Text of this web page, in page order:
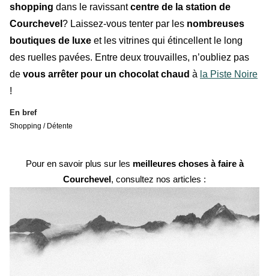
shopping dans le ravissantcentre de la station de
Courchevel ? Laissez-vous tenter par les nombreuses
boutiques de luxe et les vitrines qui étincellent le long
des ruelles pavées. Entre deux trouvailles, n’oubliez pas
de vous arrêter pour un chocolat chaud à la Piste Noire
!
En bref
Shopping / Détente
Pour en savoir plus sur les meilleures choses à faire à
Courchevel, consultez nos articles :